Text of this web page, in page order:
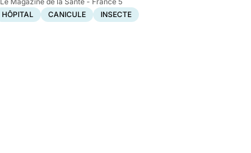
HÔPITAL CANICULE INSECTE